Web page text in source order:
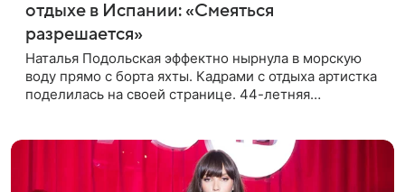
отдыхе в Испании: «Смеяться
разрешается»
Наталья Подольская эффектно нырнула в морскую
воду прямо с борта яхты. Кадрами с отдыха артистка
поделилась на своей странице. 44-летняя